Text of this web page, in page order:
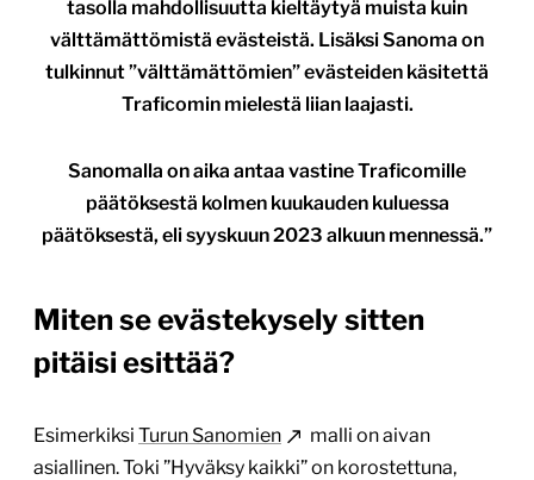
tasolla mahdollisuutta kieltäytyä muista kuin
välttämättömistä evästeistä. Lisäksi Sanoma on
tulkinnut ”välttämättömien” evästeiden käsitettä
Traficomin mielestä liian laajasti.
Sanomalla on aika antaa vastine Traficomille
päätöksestä kolmen kuukauden kuluessa
päätöksestä, eli syyskuun 2023 alkuun mennessä.”
Miten se evästekysely sitten
pitäisi esittää?
Esimerkiksi Turun Sanomien
malli on aivan
asiallinen. Toki ”Hyväksy kaikki” on korostettuna,